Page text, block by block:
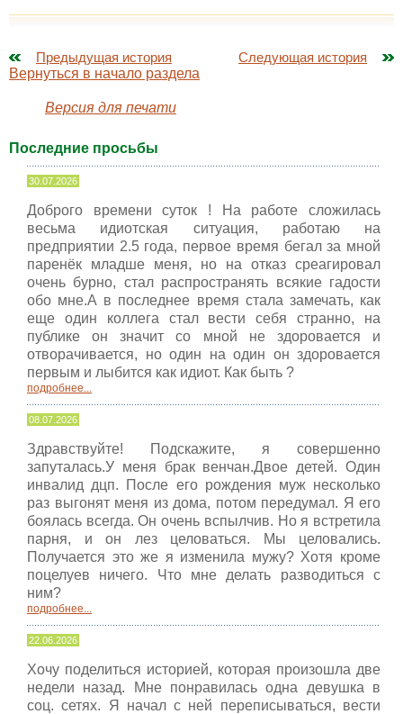
Предыдущая история
Следующая история
Вернуться в начало раздела
Версия для печати
Последние просьбы
30.07.2026
Доброго времени суток ! На работе сложилась
весьма идиотская ситуация, работаю на
предприятии 2.5 года, первое время бегал за мной
паренёк младше меня, но на отказ среагировал
очень бурно, стал распространять всякие гадости
обо мне.А в последнее время стала замечать, как
еще один коллега стал вести себя странно, на
публике он значит со мной не здоровается и
отворачивается, но один на один он здоровается
первым и лыбится как идиот. Как быть ?
подробнее...
08.07.2026
Здравствуйте! Подскажите, я совершенно
запуталась.У меня брак венчан.Двое детей. Один
инвалид дцп. После его рождения муж несколько
раз выгонят меня из дома, потом передумал. Я его
боялась всегда. Он очень вспылчив. Но я встретила
парня, и он лез целоваться. Мы целовались.
Получается это же я изменила мужу? Хотя кроме
поцелуев ничего. Что мне делать разводиться с
ним?
подробнее...
22.06.2026
Хочу поделиться историей, которая произошла две
недели назад. Мне понравилась одна девушка в
соц. сетях. Я начал с ней переписываться, вести